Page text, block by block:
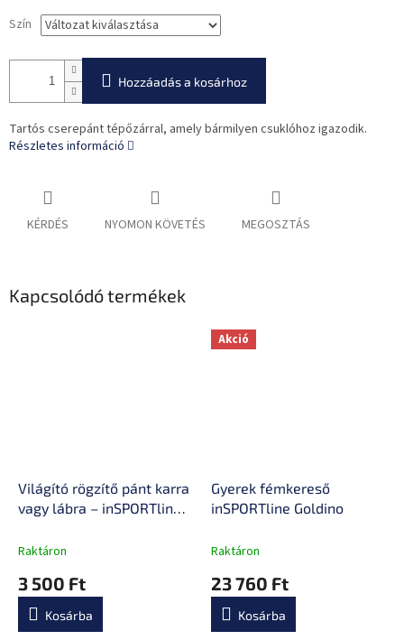
Szín
Hozzáadás a kosárhoz
Tartós cserepánt tépőzárral, amely bármilyen csuklóhoz igazodik.
Részletes információ
KÉRDÉS NYOMON KÖVETÉS MEGOSZTÁS
Kapcsolódó termékek
Világító rögzítő pánt karra
vagy lábra – inSPORTline
Raktáron
3 500 Ft
Kosárba
Akció
Gyerek fémkereső
inSPORTline Goldino
Raktáron
23 760 Ft
Kosárba